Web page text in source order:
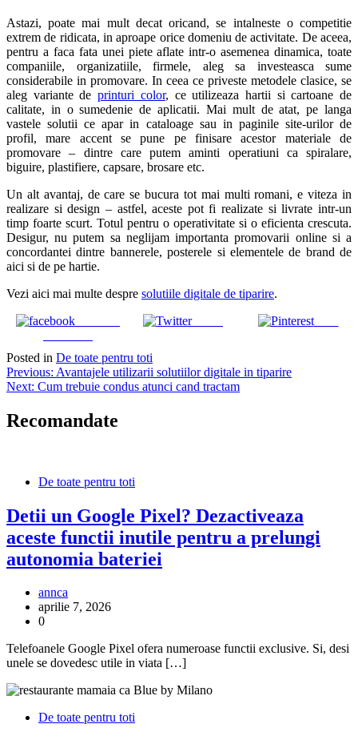
Astazi, poate mai mult decat oricand, se intalneste o competitie
extrem de ridicata, in aproape orice domeniu de activitate. De aceea,
pentru a faca fata unei piete aflate intr-o asemenea dinamica, toate
companiile, organizatiile, firmele, aleg sa investeasca sume
considerabile in promovare. In ceea ce priveste metodele clasice, se
aleg variante deprinturi color, ce utilizeaza hartii si cartoane de
calitate, in o sumedenie de aplicatii. Mai mult de atat, pe langa
vastele solutii ce apar in cataloage sau in paginile site-urilor de
profil, mare accent se pune pe finisare acestor materiale de
promovare – dintre care putem aminti operatiuni ca spiralare,
biguire, plastifiere, capsare, brosare etc.
Un alt avantaj, de care se bucura tot mai multi romani, e viteza in
realizare si design – astfel, aceste pot fi realizate si livrate intr-un
timp foarte scurt. Totul pentru o operativitate si o eficienta crescuta.
Desigur, nu putem sa neglijam importanta promovarii online si a
concordantei dintre bannerele, posterele si elementele de brand de
aici si de pe hartie.
Vezi aici mai multe despre solutiile digitale de tiparire.
Tweet Save
Posted in De toate pentru toti
Navigare
în
articole
Previous: Avantajele utilizarii solutiilor digitale in tiparire
Next: Cum trebuie condus atunci cand tractam
Recomandate
De toate pentru toti
Detii un Google Pixel? Dezactiveaza
aceste functii inutile pentru a prelungi
autonomia bateriei
annca
aprilie 7, 2026
0
Telefoanele Google Pixel ofera numeroase functii exclusive. Si, desi
unele se dovedesc utile in viata […]
De toate pentru toti